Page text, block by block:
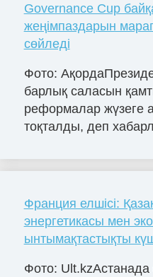
Governance Cup
жеңімпаздарын
сөйледі
Фото:
барлық саласын
реформалар жүзеге
тоқталды, деп
Франция елшісі:
энергетикасы мен
ынтымақтастықты
Фото: Ult.kzАстанада